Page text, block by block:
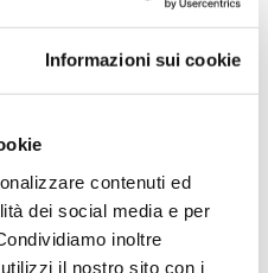
Informazioni sui cookie
contenuti ed
dei social media e per
inoltre
il nostro sito con i
multiparametrica